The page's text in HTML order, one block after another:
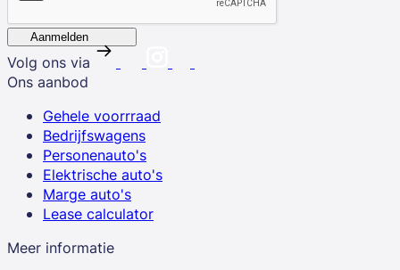
Aanmelden
Volg ons via
Ons aanbod
Gehele voorrraad
Bedrijfswagens
Personenauto's
Elektrische auto's
Marge auto's
Lease calculator
Meer informatie